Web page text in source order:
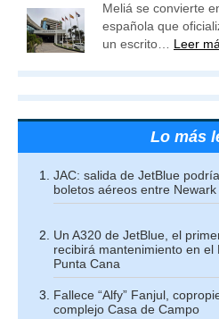
Meliá se convierte
española que
un escrito… Leer
Lo más
JAC: salida de JetBlue
boletos aéreos entre Newark
Un A320 de JetBlue, el
recibirá mantenimiento en el
Punta Cana
Fallece “Alfy” Fanjul,
complejo Casa de Campo